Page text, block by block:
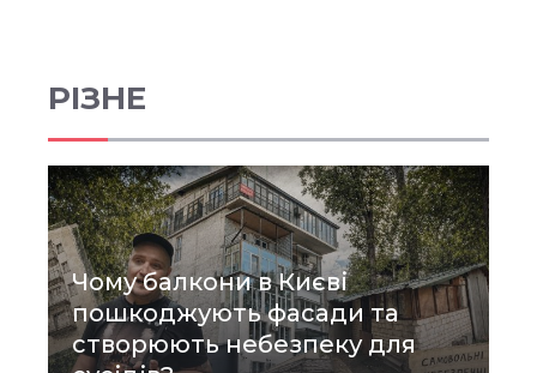
РІЗНЕ
Чому балкони в Києві
пошкоджують фасади та
створюють небезпеку для